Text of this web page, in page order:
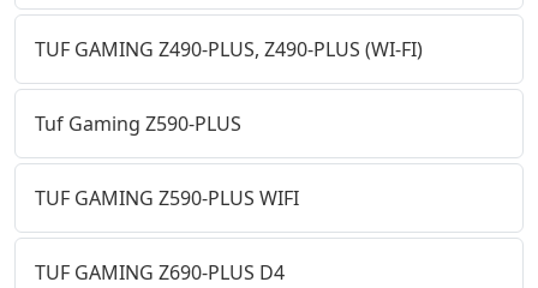
TUF GAMING Z490-PLUS, Z490-PLUS (WI-FI)
Tuf Gaming Z590-PLUS
TUF GAMING Z590-PLUS WIFI
TUF GAMING Z690-PLUS D4